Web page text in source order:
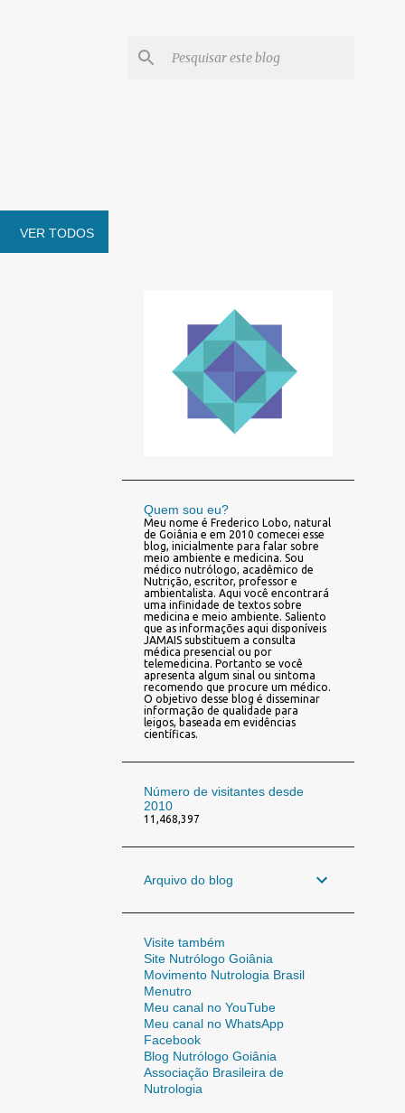
VER TODOS
Quem sou eu?
Meu nome é Frederico Lobo, natural
de Goiânia e em 2010 comecei esse
blog, inicialmente para falar sobre
meio ambiente e medicina. Sou
médico nutrólogo, acadêmico de
Nutrição, escritor, professor e
ambientalista. Aqui você encontrará
uma infinidade de textos sobre
medicina e meio ambiente. Saliento
que as informações aqui disponíveis
JAMAIS substituem a consulta
médica presencial ou por
telemedicina. Portanto se você
apresenta algum sinal ou sintoma
recomendo que procure um médico.
O objetivo desse blog é disseminar
informação de qualidade para
leigos, baseada em evidências
científicas.
Número de visitantes desde
2010
11,468,397
Arquivo do blog
Visite também
Site Nutrólogo Goiânia
Movimento Nutrologia Brasil
Menutro
Meu canal no YouTube
Meu canal no WhatsApp
Facebook
Blog Nutrólogo Goiânia
Associação Brasileira de
Nutrologia